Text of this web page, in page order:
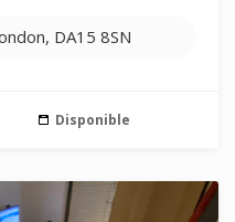
DA15 8SN
Disponible